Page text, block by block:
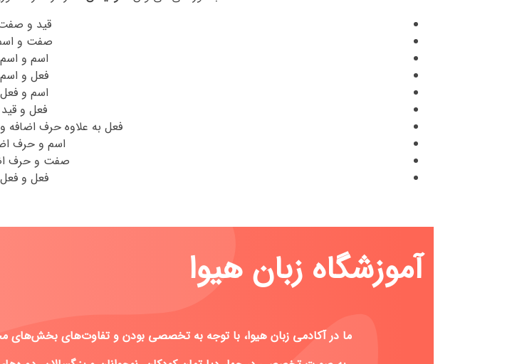
قید و
صفت و
اسم و اسم
فعل و اسم
اسم و فعل
فعل و قید
فعل به علاوه حرف اضافه
اسم و حرف
صفت و حرف
فعل و فعل
آموزشگاه زبان هیوا
ما در آکادمی زبان هیوا، با توجه به تخصصی بودن و تفاوت‌های بخش‌های